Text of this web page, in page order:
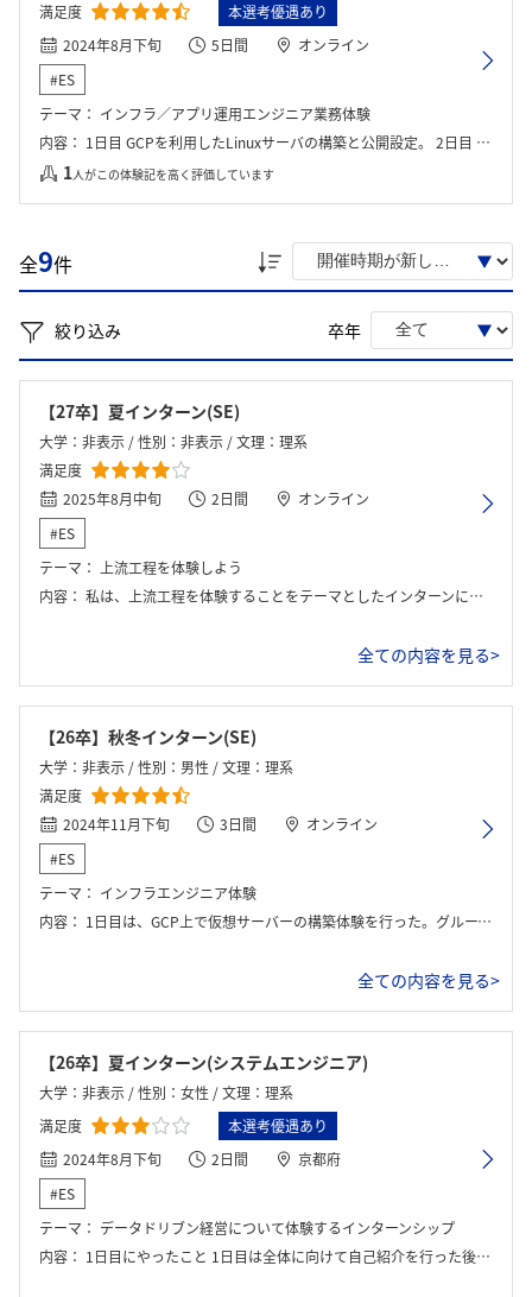
満足度
本選考優遇あり
2024年8月下旬
5日間
オンライン
#ES
テーマ： インフラ／アプリ運用エンジニア業務体験
内容： 1日目 GCPを利用したLinuxサーバの構築と公開設定。 2日目 GCP上にWindowsサーバを構築し、IntelliJを用いた開発環境をセットアップ。 デモアプリのビルド・動作確認後、ロゴやヘッダーの変更などUIのカスタマイズを実施。 3日目 モジュールのデプロイおよびLinuxコマンドによるサーバ設定を行い、サービスを起動。 午後には社員との交流会を実施。 4日目 Seleniumを用いたWEBページ閲覧確認の自動化スクリプトを開発。 Pythonを使用し、ページの読み込みや操作を自動化するコードを作成。 5日目 Datadogによるシステム監視を実施し、障害発生時の対応を体験。 サービス停止の検知から復旧作業までの手順を実践。 午後には再度社員との交流会を実施。
1人がこの体験記を高く評価しています
全9件
絞り込み 卒年
【27卒】夏インターン(SE)
大学：非表示 / 性別：非表示 / 文理：理系
満足度
2025年8月中旬
2日間
オンライン
#ES
テーマ： 上流工程を体験しよう
内容： 私は、上流工程を体験することをテーマとしたインターンに参加しました。内容としては、ある企業が抱える課題に対して、どのようなシステムを導入すれば解決できるかを考えるワークでした。最初に顧客役の社員の方から現状や要望をヒアリングし、その内容をもとに課題を整理しました。その後、グループで「どのような機能が必要か」「どのようなシステム構成にするか」を話し合い、要件定義や提案内容をまとめました。
全ての内容を見る>
【26卒】秋冬インターン(SE)
大学：非表示 / 性別：男性 / 文理：理系
満足度
2024年11月下旬
3日間
オンライン
#ES
テーマ： インフラエンジニア体験
内容： 1日目は、GCP上で仮想サーバーの構築体験を行った。グループに分かれてわからないところは質問して助け合いながら構築を進めた。その後は30分ほど座談会があった。2日目は、Webアプリの開発とAPIの実行体験であった。その後は1時間ほど座談会があった。3日目はseleniumというスクレイピングツールを使ってサービス確認の自動化体験を行った。バーチャルオフィス見学も行われた。どの体験もPCに不慣れな人には難しい内容だと思われる。
全ての内容を見る>
【26卒】夏インターン(システムエンジニア)
大学：非表示 / 性別：女性 / 文理：理系
満足度
本選考優遇あり
2024年8月下旬
2日間
京都府
#ES
テーマ： データドリブン経営について体験するインターンシップ
内容： 1日目にやったこと 1日目は全体に向けて自己紹介を行った後，京セラコミュニケーションシステムの会社説明がありました．自己紹介に関しては，事前に資料を作成して，マイページ上に提出する必要があります．また，BIツールの説明がされた後，演習を行いました． 2日目にやったこと 2日目は，実際にBIツールを使用して架空のデータを分析してチーム内で課題を見つけ，解決策を考えて，最後は発表を行いました．また，2日目の後半は座談会も行い，業務や働き方についてより理解を深めることができました．